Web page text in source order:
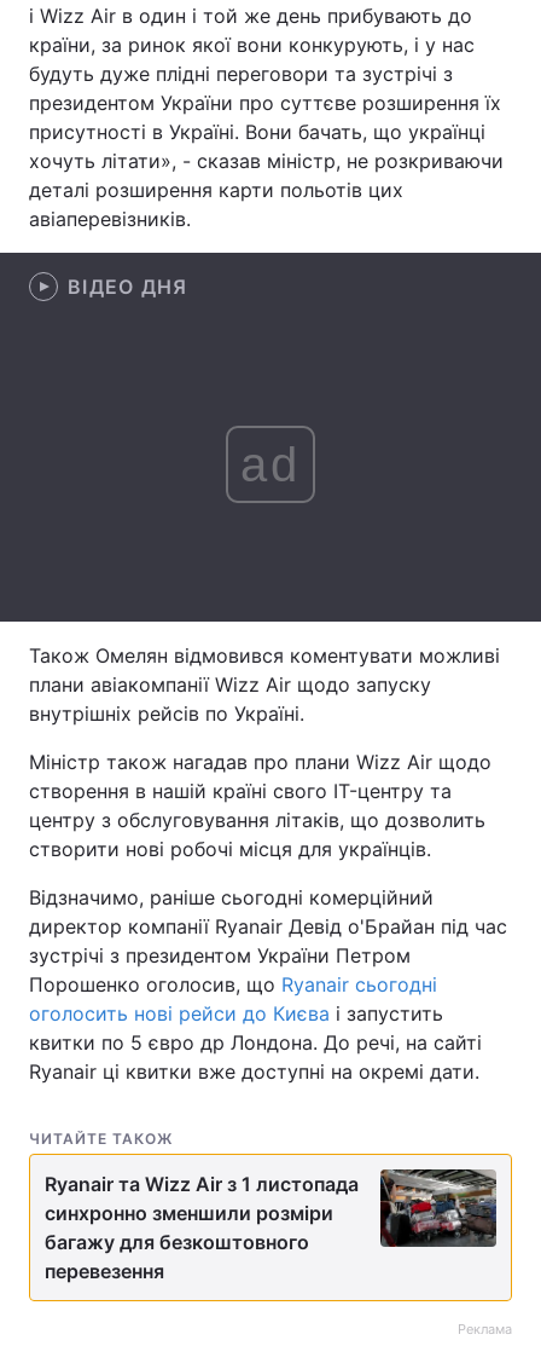
Лонгріди
Відео з Youtube Статті
Інтерв'ю Думки
Архів
і Wizz Air в один і той же день прибувають до
країни, за ринок якої вони конкурують, і у нас
будуть дуже плідні переговори та зустрічі з
президентом України про суттєве розширення їх
присутності в Україні. Вони бачать, що українці
хочуть літати», - сказав міністр, не розкриваючи
деталі розширення карти польотів цих
авіаперевізників.
ВІДЕО ДНЯ
ad
Також Омелян відмовився коментувати можливі
плани авіакомпанії Wizz Air щодо запуску
внутрішніх рейсів по Україні.
Міністр також нагадав про плани Wizz Air щодо
створення в нашій країні свого IT-центру та
центру з обслуговування літаків, що дозволить
створити нові робочі місця для українців.
Відзначимо, раніше сьогодні комерційний
директор компанії Ryanair Девід о'Брайан під час
зустрічі з президентом України Петром
Порошенко оголосив, що Ryanair сьогодні
оголосить нові рейси до Києва і запустить
квитки по 5 євро др Лондона. До речі, на сайті
Ryanair ці квитки вже доступні на окремі дати.
ЧИТАЙТЕ ТАКОЖ
Ryanair та Wizz Air з 1 листопада
синхронно зменшили розміри
багажу для безкоштовного
перевезення
Реклама